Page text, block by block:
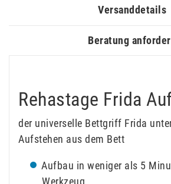
Versanddetails
Beratung
Rehastage Frida
der universelle Bettgriff Frida
Aufstehen aus dem Bett
Aufbau in weniger als 5